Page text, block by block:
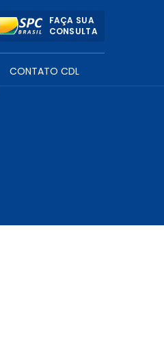
FAÇA SUA
CONSULTA
CONTATO CDL